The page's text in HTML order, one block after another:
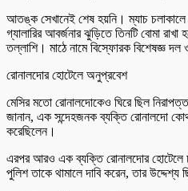
আতঙ্ক সেখানেই শেষ হয়নি। ম্যাচ
গ্যালারির আবর্জনার ঝুড়িতে তিনটি বোমা
তল্লাশি। মাঠে নামে বিস্ফোরক বিশেষজ্ঞ দল
রোনালদোর হোটেলে অনুপ্রবেশ
মেসির মতো রোনালদোকেও ঘিরে ছিল
জানান, এক সন্দেহজনক ব্যক্তি রোনালদো
করেছিলেন।
এরপর আরও এক ব্যক্তি রোনালদোর হোটেলে
পুলিশ তাকে থামালে দাবি করেন, তার